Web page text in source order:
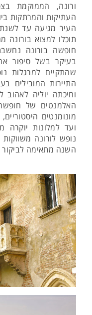
ורונה, הממוקמת
העתיקות והמרתקות
תוכלו למצוא בורונה
חופשה בורונה
בעיקר בשל סיפור
שהתקיים למרגלות
התיירות המובילים
וחיכתה יוליה
האלמנטים של
מונומנטים
ועד למלונות יוקרה
נופש לורונה
השנה מתאימה לביקור